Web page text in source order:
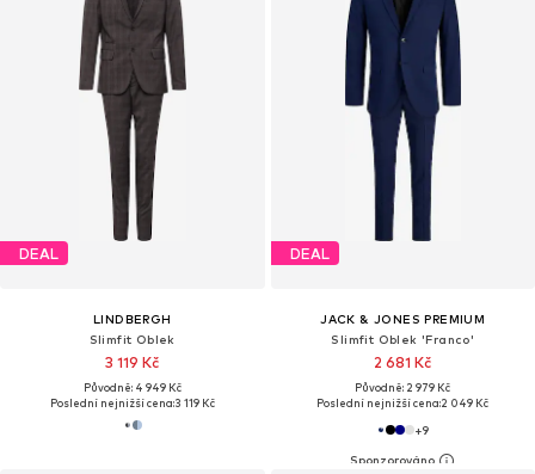
DEAL
LINDBERGH
Slimfit Oblek
3 119 Kč
Původně: 4 949 Kč
Poslední nejnižší cena:3 119 Kč
DEAL
JACK & JONES PREMIUM
Slimfit Oblek 'Franco'
2 681 Kč
Původně: 2 979 Kč
Poslední nejnižší cena:2 049 Kč
+9